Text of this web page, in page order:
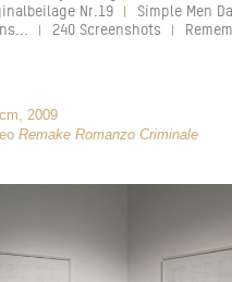
Nr.19 | Simple Men
| 240 Screenshots |
2009
Remake Romanzo Criminale